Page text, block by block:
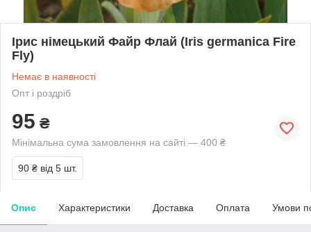
Ірис німецький Файр Флай (Iris germanica Fire
Fly)
Немає в наявності
Опт і роздріб
95 ₴
Мінімальна сума замовлення на сайті — 400 ₴
90 ₴ від 5 шт.
Опис Характеристики Доставка Оплата Умови